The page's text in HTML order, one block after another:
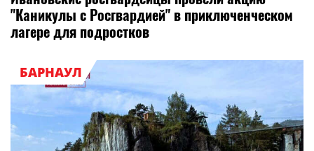
"Каникулы с Росгвардией" в приключенческом
лагере для подростков
БАРНАУЛ